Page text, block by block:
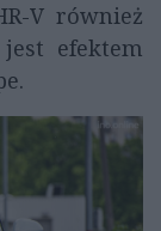
V również
efektem